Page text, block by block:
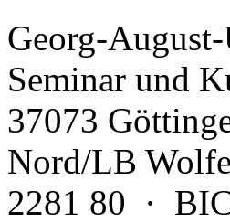
Georg-
Seminar und
37073
Nord/LB
2281 80 ·